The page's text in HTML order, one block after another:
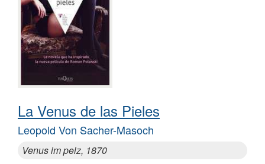
La Venus de las Pieles
Leopold Von Sacher-Masoch
Venus im pelz, 1870